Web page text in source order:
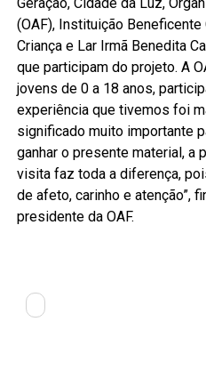
(OAF), Instituição
Criança e Lar Irmã Benedita
que participam do projeto. A
jovens de 0 a 18 anos,
experiência que tivemos foi
significado muito importante
ganhar o presente material, a
visita faz toda a diferença,
de afeto, carinho e atenção”,
presidente da OAF. ​